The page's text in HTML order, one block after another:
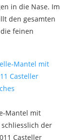
in die Nase. Im
den gesamten
feinen
Mantel mit
der
Casteller